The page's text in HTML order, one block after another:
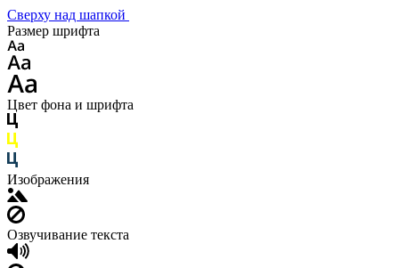
Сверху над шапкой
Размер шрифта
Цвет фона и шрифта
Изображения
Озвучивание текста